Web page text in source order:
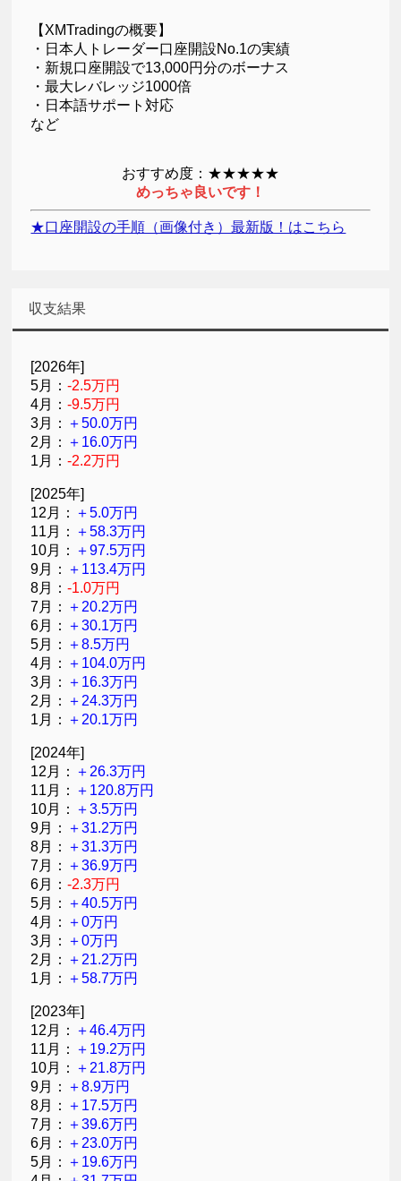
【XMTradingの概要】
・日本人トレーダー口座開設No.1の実績
・新規口座開設で13,000円分のボーナス
・最大レバレッジ1000倍
・日本語サポート対応
など
おすすめ度：★★★★★
めっちゃ良いです！
★口座開設の手順（画像付き）最新版！はこちら
収支結果
[2026年]
5月：-2.5万円
4月：-9.5万円
3月： ＋50.0万円
2月： ＋16.0万円
1月：-2.2万円
[2025年]
12月： ＋5.0万円
11月： ＋58.3万円
10月： ＋97.5万円
9月： ＋113.4万円
8月：-1.0万円
7月： ＋20.2万円
6月： ＋30.1万円
5月： ＋8.5万円
4月： ＋104.0万円
3月： ＋16.3万円
2月： ＋24.3万円
1月： ＋20.1万円
[2024年]
12月： ＋26.3万円
11月： ＋120.8万円
10月： ＋3.5万円
9月： ＋31.2万円
8月： ＋31.3万円
7月： ＋36.9万円
6月：-2.3万円
5月： ＋40.5万円
4月： ＋0万円
3月： ＋0万円
2月： ＋21.2万円
1月： ＋58.7万円
[2023年]
12月： ＋46.4万円
11月： ＋19.2万円
10月： ＋21.8万円
9月： ＋8.9万円
8月： ＋17.5万円
7月： ＋39.6万円
6月： ＋23.0万円
5月： ＋19.6万円